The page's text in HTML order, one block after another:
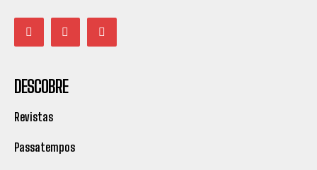
DESCOBRE
Revistas
Passatempos